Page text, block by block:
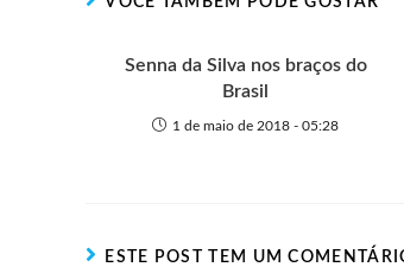
e
k
p
e
Senna da Silva nos braços do
Brasil
1 de maio de 2018 - 05:28
ESTE POST TEM UM